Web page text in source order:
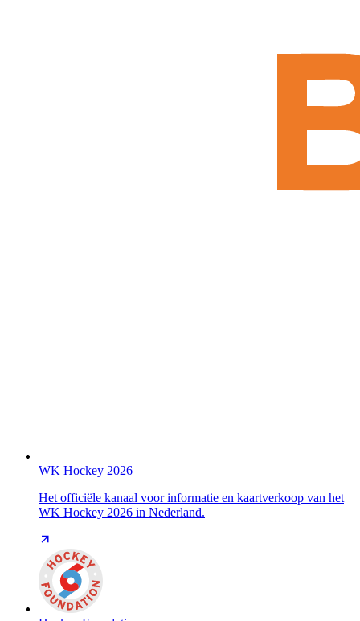
WK Hockey 2026
Het officiële kanaal voor informatie en kaartverkoop van het
WK Hockey 2026 in Nederland.